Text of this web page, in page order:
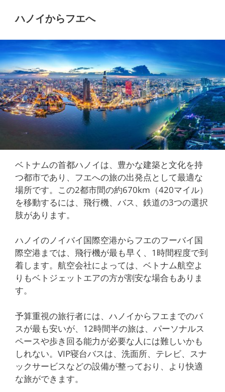
ハノイからフエへ
ベトナムの首都ハノイは、豊かな建築と文化を持
つ都市であり、フエへの旅の出発点として最適な
場所です。この2都市間の約670km（420マイル）
を移動するには、飛行機、バス、鉄道の3つの選択
肢があります。
ハノイのノイバイ国際空港からフエのフーバイ国
際空港までは、飛行機が最も早く、1時間程度で到
着します。航空会社によっては、ベトナム航空よ
りもベトジェットエアの方が割安な場合もありま
す。
予算重視の旅行者には、ハノイからフエまでのバ
スが最も安いが、12時間半の旅は、パーソナルス
ペースや歩き回る能力が必要な人には難しいかも
しれない。VIP寝台バスは、洗面所、テレビ、スナ
ックサービスなどの設備が整っており、より快適
な旅ができます。